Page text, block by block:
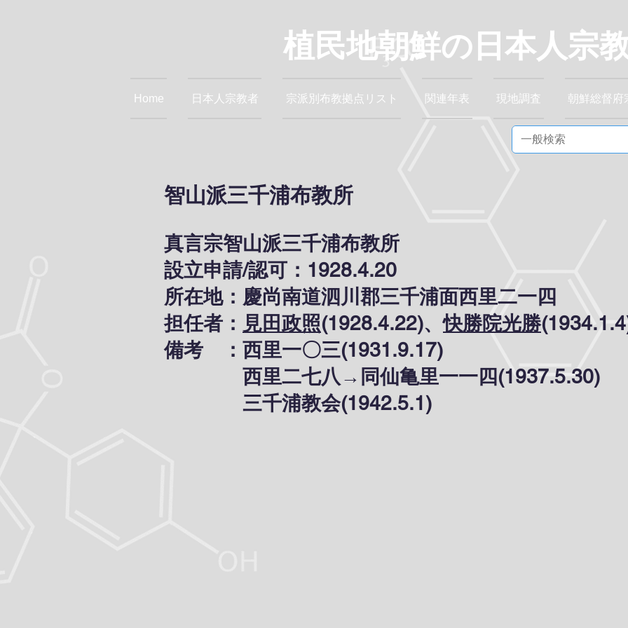
植民地朝鮮の日本人宗
Home 日本人宗教者 宗派別布教拠点リスト 関連年表 現地調査 朝鮮総督府
智山派三千浦布教所
真言宗智山派三千浦布教所
設立申請/認可：1928.4.20
所在地：慶尚南道泗川郡三千浦面西里二一四
担任者： 見田政照(1928.4.22)、快勝院光勝
備考 ：西里一〇三(1931.9.17)
西里二七八→同仙亀里一一四(1937.5.30)
三千浦教会(1942.5.1)